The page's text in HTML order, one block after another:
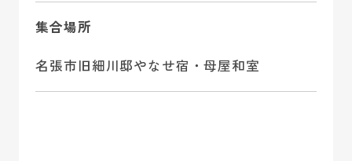
集合場所
名張市旧細川邸やなせ宿・母屋和室